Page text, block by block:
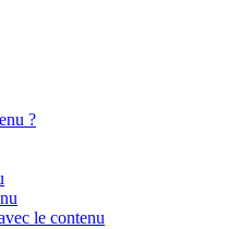
?
le contenu